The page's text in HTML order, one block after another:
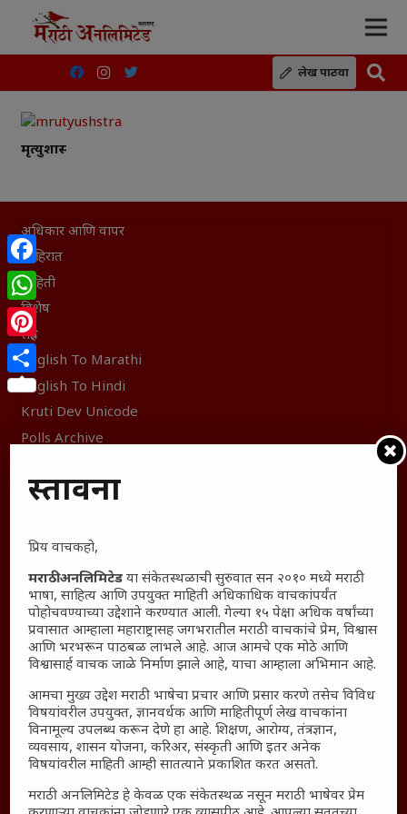
लेख पाठवा
मृत्युशास्त्र
अधिकार आणि वापर
जाहिरात
माहिती
विशेष
संग्रह
English To Marathi
English To Hindi
Kruti Dev Unicode
Polls Archive
Thought For The Day
आराम
आजच्या युगातील तरुण पिढी कुठे हरवली?
महाराष्ट्रातील किल्ल्यांचे महत्त्व : स्वराज्याच्या वैभवशाली इतिहासाचे
साक्षीदार
₹370 ची बिर्याणी” आणि हरवत चाललेली संवेदनशीलता : आजच्या
तरुणांच्या मनात नेमकं काय चाललंय?
यश आणि आत्मविश्वास: स्वप्नांना वास्तवात बदलण्याची शक्ती
महाराष्ट्रातील बदलत्या हवामानाचा शेतीवर वाढता परिणाम:
शेतकऱ्यांसमोरील नवीन आव्हाने आणि संधी
महाराष्ट्र आणि संपूर्ण भारतातील शेतकऱ्यांना मान्सूनचे महत्त्व
‘कॉकरोच जनता पार्टी’ची वेबसाईट अचानक डाउन; सोशल
Facebook
WhatsApp
Pinterest
Share
प्रस्तावना
प्रिय वाचकहो,
मराठी अनलिमिटेड या संकेतस्थळाची सुरुवात सन २०१० मध्ये मराठी
भाषा, साहित्य आणि उपयुक्त माहिती अधिकाधिक वाचकांपर्यंत
पोहोचवण्याच्या उद्देशाने करण्यात आली. गेल्या १५ पेक्षा अधिक वर्षांच्या
प्रवासात आम्हाला महाराष्ट्रासह जगभरातील मराठी वाचकांचे प्रेम, विश्वास
आणि भरभरून पाठबळ लाभले आहे. आज आमचे एक मोठे आणि
विश्वासार्ह वाचक जाळे निर्माण झाले आहे, याचा आम्हाला अभिमान आहे.
आमचा मुख्य उद्देश मराठी भाषेचा प्रचार आणि प्रसार करणे तसेच विविध
विषयांवरील उपयुक्त, ज्ञानवर्धक आणि माहितीपूर्ण लेख वाचकांना
विनामूल्य उपलब्ध करून देणे हा आहे. शिक्षण, आरोग्य, तंत्रज्ञान,
व्यवसाय, शासन योजना, करिअर, संस्कृती आणि इतर अनेक
विषयांवरील माहिती आम्ही सातत्याने प्रकाशित करत असतो.
मराठी अनलिमिटेड हे केवळ एक संकेतस्थळ नसून मराठी भाषेवर प्रेम